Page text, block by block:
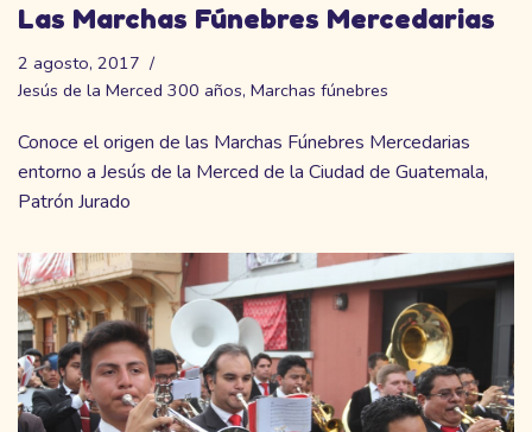
Las Marchas Fúnebres Mercedarias
2 agosto, 2017
Jesús de la Merced 300 años, Marchas fúnebres
Conoce el origen de las Marchas Fúnebres Mercedarias
entorno a Jesús de la Merced de la Ciudad de Guatemala,
Patrón Jurado